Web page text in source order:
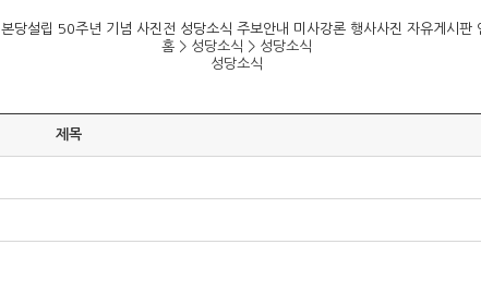
본당설립 50주년 기념 사진전 성당소식 주보안내 미사강론 행사사진 자유게시판
홈 > 성당소식 > 성당소식
성당소식
제목